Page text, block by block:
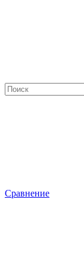
Сравнение